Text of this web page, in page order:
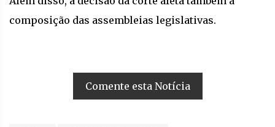
composição das assembleias legislativas.
Comente esta Notícia